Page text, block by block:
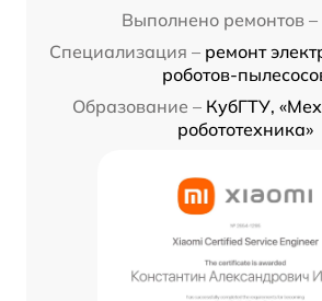
Выполнено ремонтов –
Специализация – ремонт
роботов-
Образование – КубГТУ,
робототехника»